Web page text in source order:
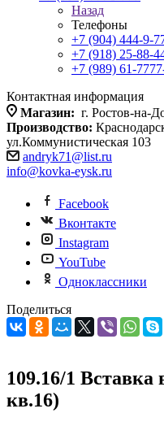
Назад
Телефоны
+7 (904) 444-9-
+7 (918) 25-88-
+7 (989) 61-
Контактная информация
Магазин: г. Ростов-на-
Производство:
ул.Коммунистическая 103
andryk71@list.ru
info@kovka-eysk.ru
Facebook
Вконтакте
Instagram
YouTube
Одноклассники
Поделиться
109.16/1 Вставка
кв.16)